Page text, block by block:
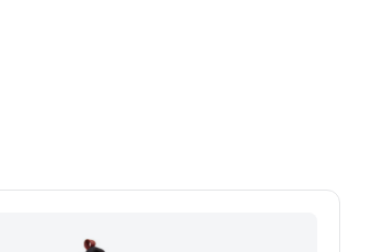
с каждым шагом.
обеспечить амортизацию, плотная,